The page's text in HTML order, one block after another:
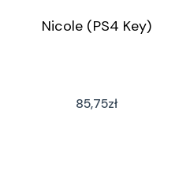
Nicole (PS4 Key)
85,75zł